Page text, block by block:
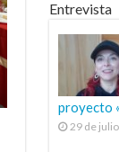
Entrevista
proyecto
29 de